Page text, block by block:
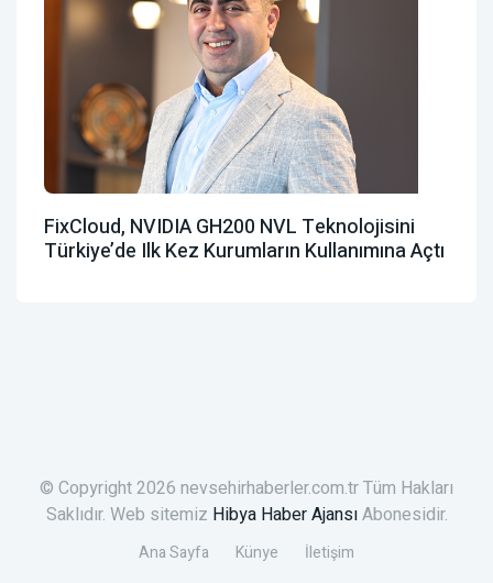
FixCloud, NVIDIA GH200 NVL Teknolojisini
Türkiye’de Ilk Kez Kurumların Kullanımına Açtı
© Copyright 2026 nevsehirhaberler.com.tr Tüm Hakları
Saklıdır. Web sitemiz Hibya Haber AjansıAbonesidir.
Ana Sayfa Künye İletişim